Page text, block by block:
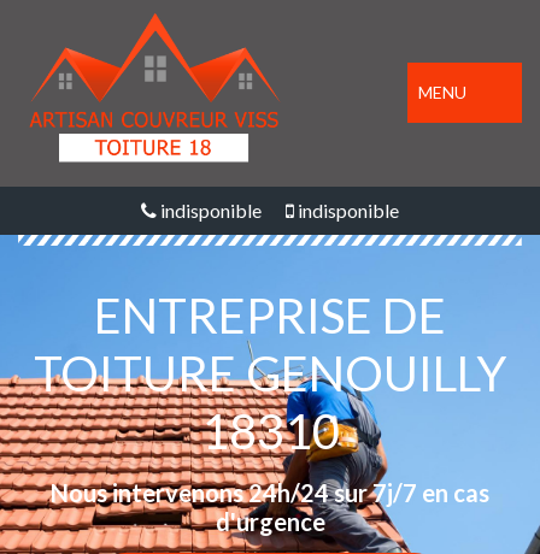
MENU
indisponible indisponible
ENTREPRISE DE
TOITURE GENOUILLY
18310
Nous intervenons 24h/24 sur 7j/7 en cas
d'urgence